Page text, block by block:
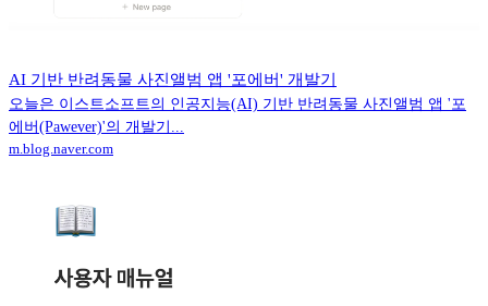
AI 기반 반려동물 사진앨범 앱 '포에버' 개발기
오늘은 이스트소프트의 인공지능(AI) 기반 반려동물 사진앨범 앱 '포
에버(Pawever)'의 개발기...
m.blog.naver.com